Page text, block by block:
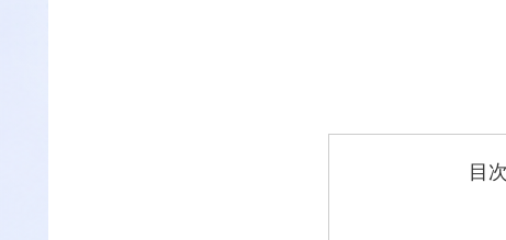
目次